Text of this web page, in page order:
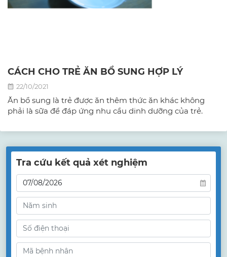
CÁCH CHO TRẺ ĂN BỔ SUNG HỢP LÝ
22/10/2021
Ăn bổ sung là trẻ được ăn thêm thức ăn khác không
phải là sữa để đáp ứng nhu cầu dinh dưỡng của trẻ.
Tra cứu kết quả xét nghiệm